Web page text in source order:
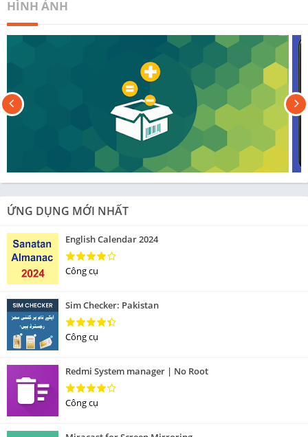
HÌNH ẢNH
ỨNG DỤNG MỚI NHẤT
English Calendar 2024
Công cụ
Sim Checker: Pakistan
Công cụ
Redmi System manager | No Root
Công cụ